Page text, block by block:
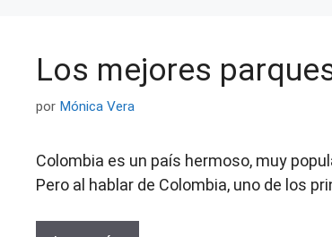
Los mejores
por Mónica Vera
Colombia es un país hermoso, muy
Pero al hablar de Colombia, uno de los